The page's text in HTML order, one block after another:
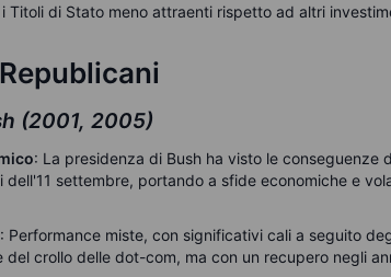
Titoli di Stato meno attraenti rispetto ad altri
(2001, 2005)
: La presidenza di Bush ha visto le conseguenze
dell'11 settembre, portando a sfide economiche e
: Performance miste, con significativi cali a seguito
del crollo delle dot-com, ma con un recupero negli